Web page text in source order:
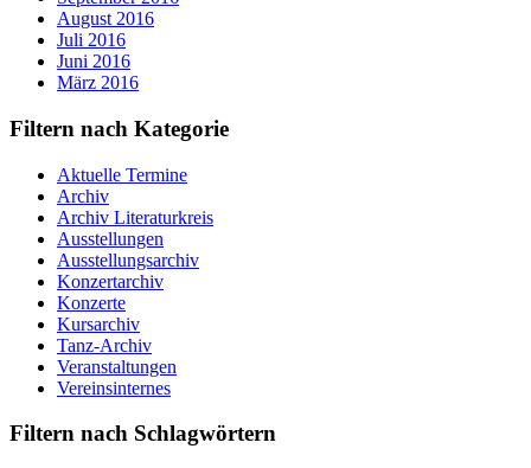
August 2016
Juli 2016
Juni 2016
März 2016
Filtern nach Kategorie
Aktuelle Termine
Archiv
Archiv Literaturkreis
Ausstellungen
Ausstellungsarchiv
Konzertarchiv
Konzerte
Kursarchiv
Tanz-Archiv
Veranstaltungen
Vereinsinternes
Filtern nach Schlagwörtern